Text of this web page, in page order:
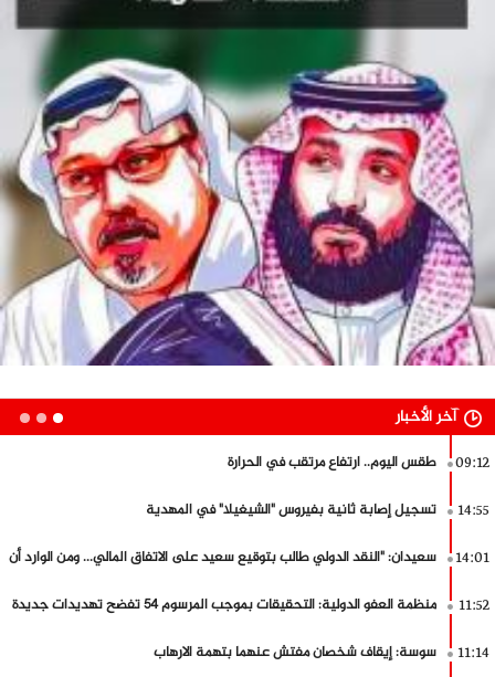
آخر الأخبار
14:01
11:52
عميد المحامين: "لم نشارك في إعداد قانون المالية وسهام نمصية استقبلتنا
لمجرد الصورة"
طقس اليوم.. انخفاض طفيف في الحرارة
الهلالي: أحد قادة غزوة قصر العبدلية يحرّض ضدّي وعلى النيابة العمومية
التحرك
طقس اليوم.. الحرارة في استقرار
الكرباعي: تونس استوردت عشرات الأطنانا من المبيدات الزراعية المحظورة دوليا